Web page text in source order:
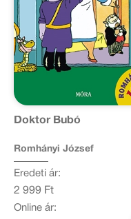
Doktor Bubó
Romhányi József
Eredeti ár:
2 999 Ft
Online ár: